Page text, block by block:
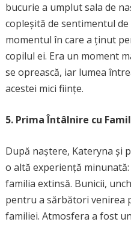
bucurie a umplut sala de
copleșită de sentimentul
momentul în care a ținut
copilul ei. Era un moment
se oprească, iar lumea
acestei mici ființe.
5. Prima Întâlnire cu
După naștere, Kateryna și
o altă experiență
familia extinsă. Bunicii,
pentru a sărbători venirea
familiei. Atmosfera a fost